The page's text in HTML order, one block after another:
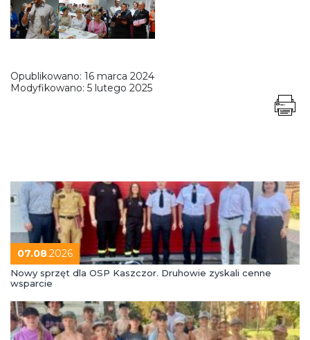
Opublikowano: 16 marca 2024
Modyfikowano: 5 lutego 2025
07.08.2026
Nowy sprzęt dla OSP Kaszczor. Druhowie zyskali cenne
wsparcie